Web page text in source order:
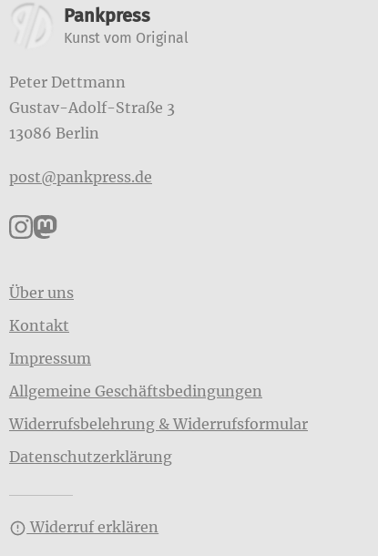
Weitere
Pankpress
Kunst vom Original
Peter Dettmann
Gustav-Adolf-Straße 3
13086 Berlin
post@pankpress.de
Pankpress auf Instagram
Pankpress auf Mastodon
Über uns
Kontakt
Impressum
Allgemeine Geschäftsbedingungen
Widerrufsbelehrung & Widerrufsformular
Datenschutzerklärung
Widerruf erklären